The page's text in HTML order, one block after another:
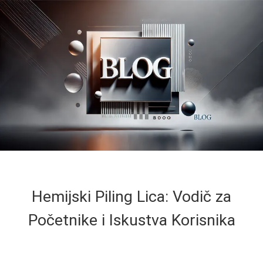
Hemijski Piling Lica: Vodič za
Početnike i Iskustva Korisnika